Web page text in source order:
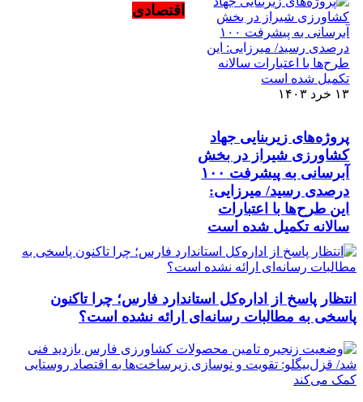
۱۳ خرد ۱۴۰۳
پروژه‌های زیربنایی جهاد
کشاورزی شیراز در بخش
آبرسانی به پیشرفت ۱۰۰
درصدی رسید/ میرزایی:
این طرح‌ها با اعتبارات
سالانه تکمیل شده است
اقتصادی
انتظار پاسخ از اداره‌کل استاندارد فارس؛ چرا تاکنون
پاسخی به مطالبات رسانه‌ای ارائه نشده است؟